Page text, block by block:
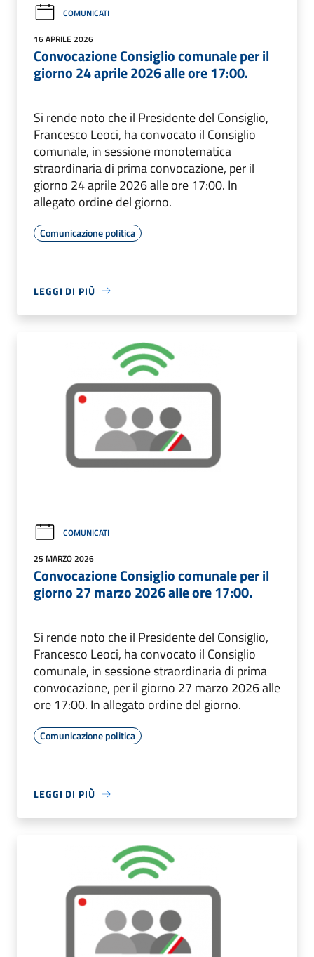
COMUNICATI
16 APRILE 2026
Convocazione Consiglio comunale per il
giorno 24 aprile 2026 alle ore 17:00.
Si rende noto che il Presidente del Consiglio,
Francesco Leoci, ha convocato il Consiglio
comunale, in sessione monotematica
straordinaria di prima convocazione, per il
giorno 24 aprile 2026 alle ore 17:00. In
allegato ordine del giorno.
Comunicazione politica
LEGGI DI PIÙ
COMUNICATI
25 MARZO 2026
Convocazione Consiglio comunale per il
giorno 27 marzo 2026 alle ore 17:00.
Si rende noto che il Presidente del Consiglio,
Francesco Leoci, ha convocato il Consiglio
comunale, in sessione straordinaria di prima
convocazione, per il giorno 27 marzo 2026 alle
ore 17:00. In allegato ordine del giorno.
Comunicazione politica
LEGGI DI PIÙ